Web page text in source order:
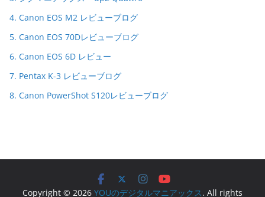
4. Canon EOS M2 レビューブログ
5. Canon EOS 70Dレビューブログ
6. Canon EOS 6D レビュー
7. Pentax K-3 レビューブログ
8. Canon PowerShot S120レビューブログ
Copyright © 2026 YOUのデジタルマニアックス. All rights